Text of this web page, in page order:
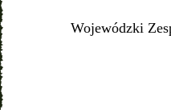
Wojewódzki